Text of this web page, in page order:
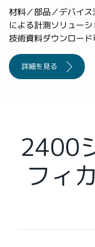
繁體中文
材料／部品／デバイ
による計測ソリュー
技術資料ダウンロード
詳細を見る
2400
フィ